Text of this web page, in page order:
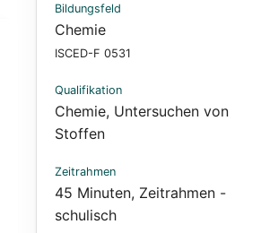
Bildungsfeld
Chemie
ISCED-F 0531
Qualifikation
Chemie, Untersuchen von
Stoffen
Zeitrahmen
45 Minuten, Zeitrahmen -
schulisch